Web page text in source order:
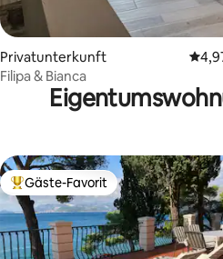
Privatunterkunft
Filipa & Bianca
Beliebter Gäste-Favorit.
Gäste-Favorit